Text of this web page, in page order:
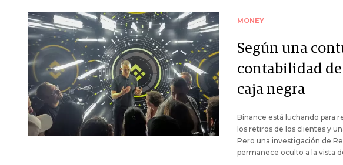
MONEY
Según una
contabilidad
caja negra
Binance está luchando para
los retiros de los clientes y
Pero una investigación de
permanece oculto a la vista